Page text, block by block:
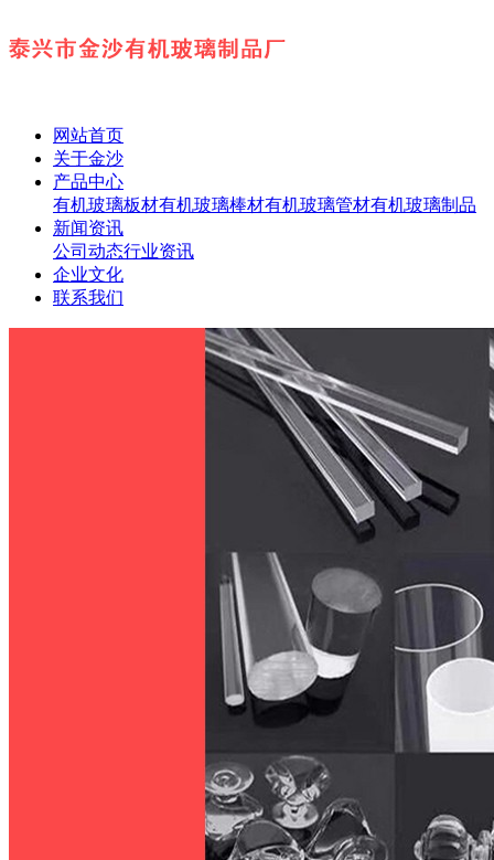
网站首页
关于金沙
产品中心
有机玻璃板材有机玻璃棒材有机玻璃管材有机玻璃制品
新闻资讯
公司动态行业资讯
企业文化
联系我们